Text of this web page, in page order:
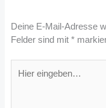
Deine E-Mail-Adresse
Felder sind mit*
Hier
eingeben…